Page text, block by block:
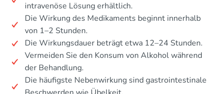
intravenöse Lösung erhältlich.
Die Wirkung des Medikaments beginnt innerhalb
von 1–2 Stunden.
Die Wirkungsdauer beträgt etwa 12–24 Stunden.
Vermeiden Sie den Konsum von Alkohol während
der Behandlung.
Die häufigste Nebenwirkung sind gastrointestinale